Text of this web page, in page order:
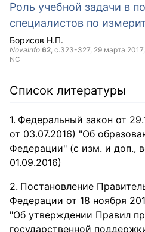
Роль учебной задачи в
специалистов по
Борисов Н.П.
NovaInfo 62, с.323-327, 29 марта 2017
NC
Список литературы
Федеральный закон от
от 03.07.2016) "Об
Федерации" (с изм. и доп.,
01.09.2016)
Постановление
Федерации от 18 ноября
"Об утверждении Правил
государственной